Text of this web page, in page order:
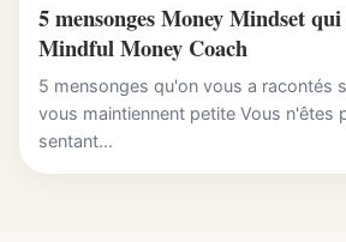
5 mensonges Money Mindset
Mindful Money Coach
5 mensonges qu'on vous a racontés
vous maintiennent petite Vous n'êtes
sentant...